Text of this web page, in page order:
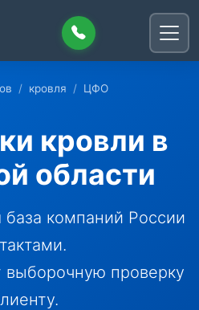
кровля
ЦФО
кровли в
области
компаний России
выборочную проверку